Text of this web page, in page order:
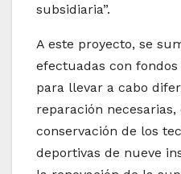
subsidiaria”.
A este proyecto, se
efectuadas con
para llevar a cabo
reparación
conservación de los
deportivas de nueve